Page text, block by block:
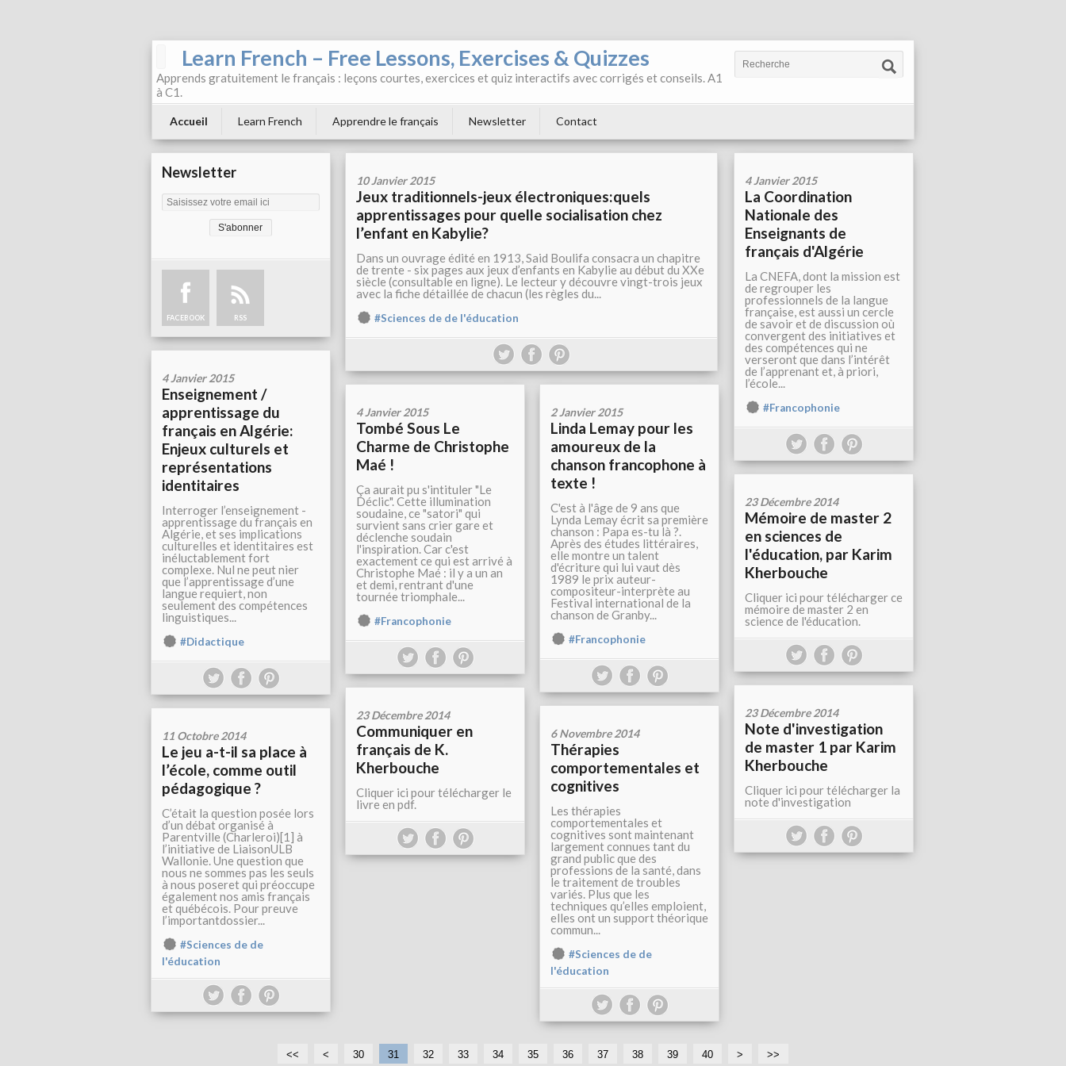
Learn French – Free Lessons, Exercises & Quizzes
Apprends gratuitement le français : leçons courtes, exercices et quiz interactifs avec corrigés et conseils. A1
à C1.
Accueil Learn French Apprendre le français Newsletter Contact
Newsletter
FACEBOOK RSS
10 Janvier 2015
Jeux traditionnels-jeux électroniques:quels
apprentissages pour quelle socialisation chez
l’enfant en Kabylie?
Dans un ouvrage édité en 1913, Said Boulifa consacra un chapitre
de trente - six pages aux jeux d’enfants en Kabylie au début du XXe
siècle (consultable en ligne). Le lecteur y découvre vingt-trois jeux
avec la fiche détaillée de chacun (les règles du...
#Sciences de de l'éducation
4 Janvier 2015
La Coordination
Nationale des
Enseignants de
français d'Algérie
La CNEFA, dont la mission est
de regrouper les
professionnels de la langue
française, est aussi un cercle
de savoir et de discussion où
convergent des initiatives et
des compétences qui ne
verseront que dans l’intérêt
de l’apprenant et, à priori,
l’école...
#Francophonie
4 Janvier 2015
Enseignement /
apprentissage du
français en Algérie:
Enjeux culturels et
représentations
identitaires
Interroger l’enseignement -
apprentissage du français en
Algérie, et ses implications
culturelles et identitaires est
inéluctablement fort
complexe. Nul ne peut nier
que l’apprentissage d’une
langue requiert, non
seulement des compétences
linguistiques...
#Didactique
4 Janvier 2015
Tombé Sous Le
Charme de Christophe
Maé !
Ça aurait pu s'intituler "Le
Déclic". Cette illumination
soudaine, ce "satori" qui
survient sans crier gare et
déclenche soudain
l'inspiration. Car c'est
exactement ce qui est arrivé à
Christophe Maé : il y a un an
et demi, rentrant d'une
tournée triomphale...
#Francophonie
2 Janvier 2015
Linda Lemay pour les
amoureux de la
chanson francophone à
texte !
C'est à l'âge de 9 ans que
Lynda Lemay écrit sa première
chanson : Papa es-tu là ?.
Après des études littéraires,
elle montre un talent
d'écriture qui lui vaut dès
1989 le prix auteur-
compositeur-interprète au
Festival international de la
chanson de Granby...
#Francophonie
23 Décembre 2014
Mémoire de master 2
en sciences de
l'éducation, par Karim
Kherbouche
Cliquer ici pour télécharger ce
mémoire de master 2 en
science de l'éducation.
23 Décembre 2014
Note d'investigation
de master 1 par Karim
Kherbouche
Cliquer ici pour télécharger la
note d'investigation
23 Décembre 2014
Communiquer en
français de K.
Kherbouche
Cliquer ici pour télécharger le
livre en pdf.
6 Novembre 2014
Thérapies
comportementales et
cognitives
Les thérapies
comportementales et
cognitives sont maintenant
largement connues tant du
grand public que des
professions de la santé, dans
le traitement de troubles
variés. Plus que les
techniques qu’elles emploient,
elles ont un support théorique
commun...
#Sciences de de
l'éducation
11 Octobre 2014
Le jeu a-t-il sa place à
l’école, comme outil
pédagogique ?
C’était la question posée lors
d’un débat organisé à
Parentville (Charleroi)[1] à
l’initiative de LiaisonULB
Wallonie. Une question que
nous ne sommes pas les seuls
à nous poseret qui préoccupe
également nos amis français
et québécois. Pour preuve
l’importantdossier...
#Sciences de de
l'éducation
<< < 1
2
30 31 32 33 34 35 36 37 38 39 40 5
6
7
8
9
> >>